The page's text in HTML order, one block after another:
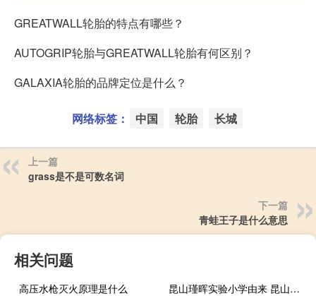
GREATWALL轮胎的特点有哪些？
AUTOGRIP轮胎与GREATWALL轮胎有何区别？
GALAXIA轮胎的品牌定位是什么？
网络标签： 中国 轮胎 长城
上一篇
grass是不是可数名词
下一篇
青蛙王子是什么意思
相关问题
高压水枪灭火原理是什么
昆山瑾晖实验小学由来 昆山开发区实验小学